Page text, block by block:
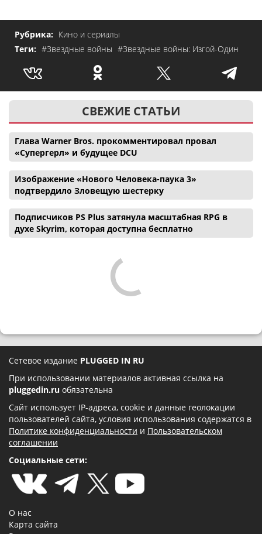
Рубрика: Кино и сериалы
Теги: #Звездные войны #Звездные войны: Изгой-Один
СВЕЖИЕ СТАТЬИ
Глава Warner Bros. прокомментировал провал
«Супергерл» и будущее DCU
Изображение «Нового Человека-паука 3»
подтвердило Зловещую шестерку
Подписчиков PS Plus затянула масштабная RPG в
духе Skyrim, которая доступна бесплатно
Сетевое издание PLUGGED IN RU
При использовании материалов активная ссылка на
pluggedin.ru обязательна
Сайт использует IP-адреса, cookie и данные геолокации
пользователей сайта, условия использования содержатся в
Политике конфиденциальности и Пользовательском
соглашении
Социальные сети:
О нас
Карта сайта